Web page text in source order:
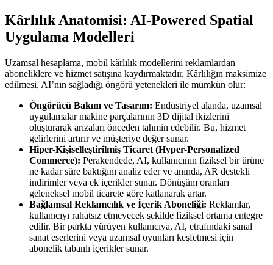
Kârlılık Anatomisi: AI-Powered Spatial
Uygulama Modelleri
Uzamsal hesaplama, mobil kârlılık modellerini reklamlardan
aboneliklere ve hizmet satışına kaydırmaktadır. Kârlılığın maksimize
edilmesi, AI’nın sağladığı öngörü yetenekleri ile mümkün olur:
Öngörücü Bakım ve Tasarım: Endüstriyel alanda, uzamsal
uygulamalar makine parçalarının 3D dijital ikizlerini
oluşturarak arızaları önceden tahmin edebilir. Bu, hizmet
gelirlerini artırır ve müşteriye değer sunar.
Hiper-Kişiselleştirilmiş Ticaret (Hyper-Personalized
Commerce): Perakendede, AI, kullanıcının fiziksel bir ürüne
ne kadar süre baktığını analiz eder ve anında, AR destekli
indirimler veya ek içerikler sunar. Dönüşüm oranları
geleneksel mobil ticarete göre katlanarak artar.
Bağlamsal Reklamcılık ve İçerik Aboneliği: Reklamlar,
kullanıcıyı rahatsız etmeyecek şekilde fiziksel ortama entegre
edilir. Bir parkta yürüyen kullanıcıya, AI, etrafındaki sanal
sanat eserlerini veya uzamsal oyunları keşfetmesi için
abonelik tabanlı içerikler sunar.